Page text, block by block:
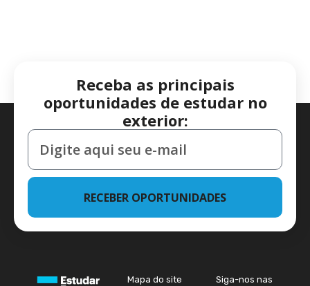
Receba as principais
oportunidades de estudar no
exterior:
RECEBER OPORTUNIDADES
Mapa do site
Siga-nos nas